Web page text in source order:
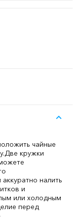
чайные
Две кружки
налить
и
или холодным
перед